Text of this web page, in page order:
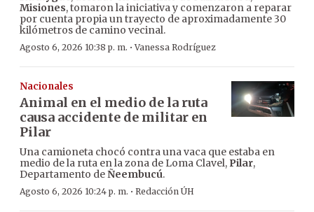
Misiones, tomaron la iniciativa y comenzaron a reparar
por cuenta propia un trayecto de aproximadamente 30
kilómetros de camino vecinal.
Agosto 6, 2026 10:38 p. m. ·Vanessa Rodríguez
Nacionales
Animal en el medio de la ruta
causa accidente de militar en
Pilar
Una camioneta chocó contra una vaca que estaba en
medio de la ruta en la zona de Loma Clavel, Pilar,
Departamento deÑeembucú.
Agosto 6, 2026 10:24 p. m. · Redacción ÚH